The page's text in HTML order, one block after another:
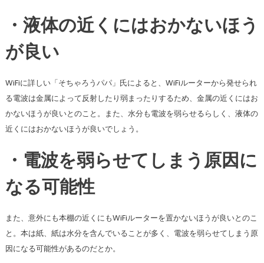
・液体の近くにはおかないほう
が良い
WiFiに詳しい「そちゃろうパパ」氏によると、WiFiルーターから発せられ
る電波は金属によって反射したり弱まったりするため、金属の近くにはお
かないほうが良いとのこと。また、水分も電波を弱らせるらしく、液体の
近くにはおかないほうが良いでしょう。
・電波を弱らせてしまう原因に
なる可能性
また、意外にも本棚の近くにもWiFiルーターを置かないほうが良いとのこ
と。本は紙、紙は水分を含んでいることが多く、電波を弱らせてしまう原
因になる可能性があるのだとか。